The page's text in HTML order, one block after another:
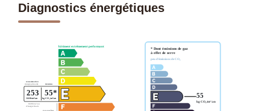
Diagnostics énergétiques